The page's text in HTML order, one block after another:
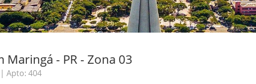
- PR - Zona 03
Apto: 404